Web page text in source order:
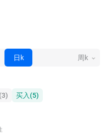
日k 周k
(3) 买入(5)